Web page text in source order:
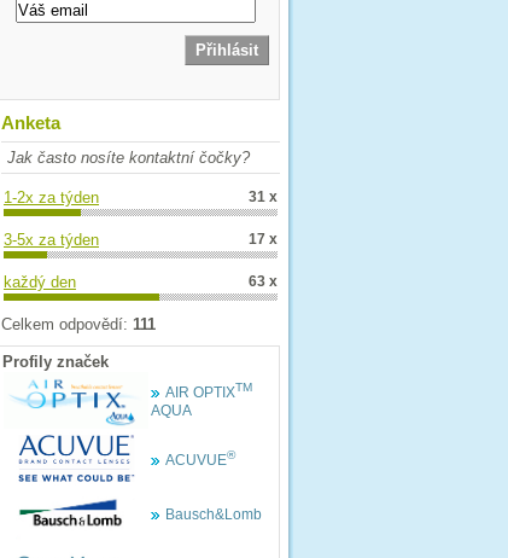
Anketa
Jak často nosíte kontaktní čočky?
1-2x za týden 31 x
3-5x za týden 17 x
každý den 63 x
Celkem odpovědí: 111
Profily značek
AIR OPTIXTM
AQUA
ACUVUE®
Bausch&Lomb